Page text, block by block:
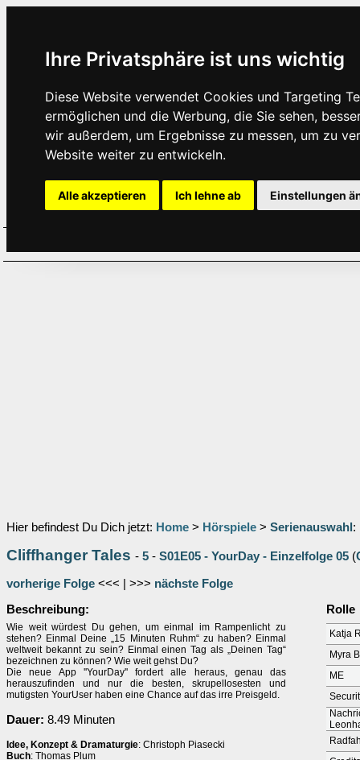
Ihre Privatsphäre ist uns wichtig
Diese Website verwendet Cookies und Targeting
ermöglichen und die Werbung, die Sie sehen,
wir außerdem, um Ergebnisse zu messen, um zu
Website weiter zu entwickeln.
Alle akzeptieren Ich lehne ab Einstellungen
Hier befindest Du Dich jetzt: Home > Hörspiele > Serienauswahl :
Cliffhanger Tales - 5 - S01E05 - YourDay - Einzelfolge 05 (
vorherige Folge <<< | >>> nächste Folge
Beschreibung:
Wie weit würdest Du gehen, um einmal im Rampenlicht zu
stehen? Einmal Deine „15 Minuten Ruhm“ zu haben? Einmal
weltweit bekannt zu sein? Einmal einen Tag als „Deinen Tag“
bezeichnen zu können? Wie weit gehst Du?
Die neue App ''YourDay'' fordert alle heraus, genau das
herauszufinden und nur die besten, skrupellosesten und
mutigsten YourUser haben eine Chance auf das irre Preisgeld.
Dauer: 8.49 Minuten
Idee, Konzept & Dramaturgie: Christoph Piasecki
Buch: Thomas Plum
Rolle
Katja
Myra
ME